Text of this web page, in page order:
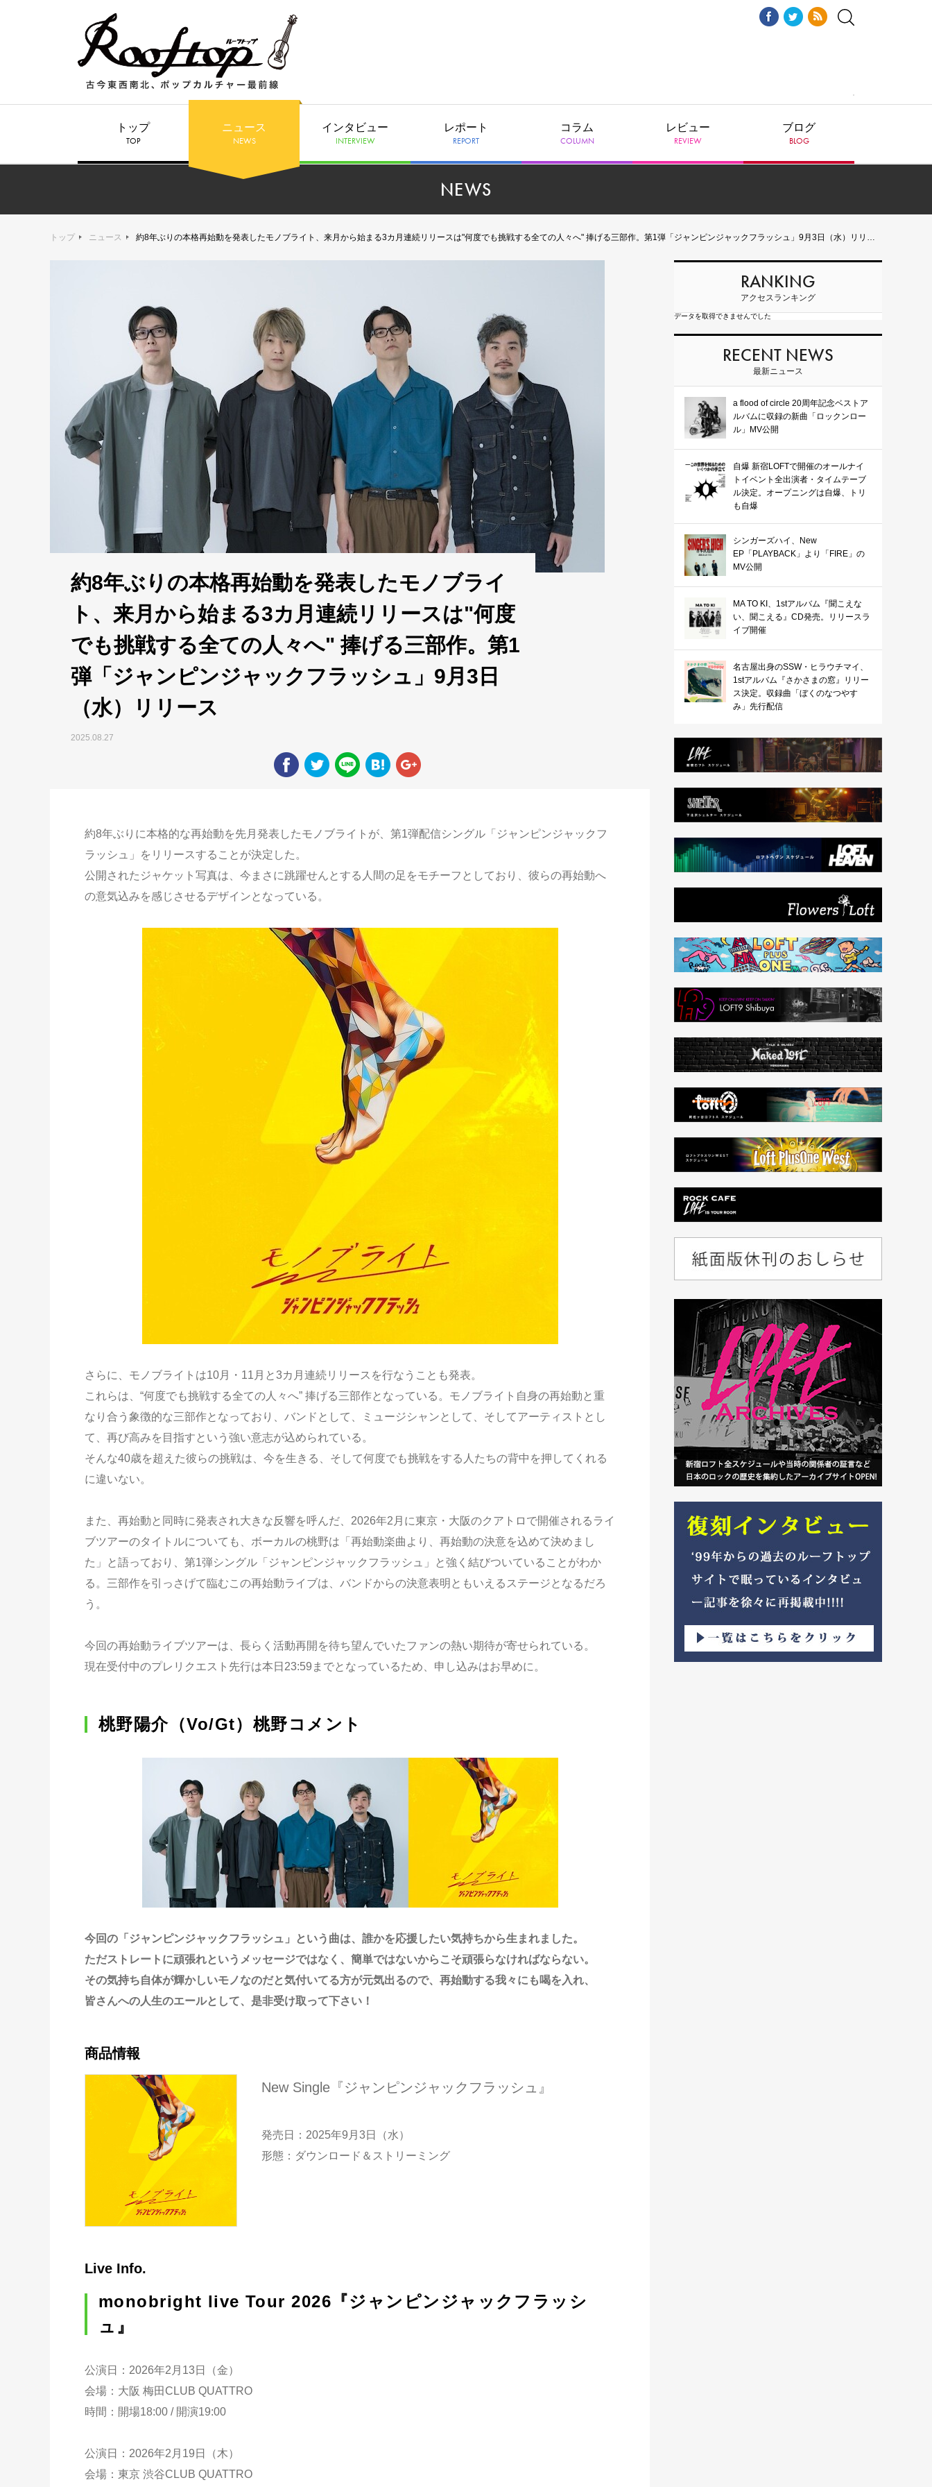
トップ
TOP
ニュース
NEWS
インタビュー
INTERVIEW
レポート
REPORT
コラム
COLUMN
レビュー
REVIEW
ブログ
BLOG
NEWS
トップ ニュース 約8年ぶりの本格再始動を発表したモノブライト、来月から始まる3カ月連続リリースは"何度でも挑戦する全ての人々へ" 捧げる三部作。第1弾「ジャンピンジャックフラッシュ」9月3日（水）リリース
約8年ぶりの本格再始動を発表したモノブライ
ト、来月から始まる3カ月連続リリースは"何度
でも挑戦する全ての人々へ" 捧げる三部作。第1
弾「ジャンピンジャックフラッシュ」9月3日
（水）リリース
2025.08.27
約8年ぶりに本格的な再始動を先月発表したモノブライトが、第1弾配信シングル「ジャンピンジャックフ
ラッシュ」をリリースすることが決定した。
公開されたジャケット写真は、今まさに跳躍せんとする人間の足をモチーフとしており、彼らの再始動へ
の意気込みを感じさせるデザインとなっている。
さらに、モノブライトは10月・11月と3カ月連続リリースを行なうことも発表。
これらは、“何度でも挑戦する全ての人々へ” 捧げる三部作となっている。モノブライト自身の再始動と重
なり合う象徴的な三部作となっており、バンドとして、ミュージシャンとして、そしてアーティストとし
て、再び高みを目指すという強い意志が込められている。
そんな40歳を超えた彼らの挑戦は、今を生きる、そして何度でも挑戦をする人たちの背中を押してくれる
に違いない。
また、再始動と同時に発表され大きな反響を呼んだ、2026年2月に東京・大阪のクアトロで開催されるライ
ブツアーのタイトルについても、ボーカルの桃野は「再始動楽曲より、再始動の決意を込めて決めまし
た」と語っており、第1弾シングル「ジャンピンジャックフラッシュ」と強く結びついていることがわか
る。三部作を引っさげて臨むこの再始動ライブは、バンドからの決意表明ともいえるステージとなるだろ
う。
今回の再始動ライブツアーは、長らく活動再開を待ち望んでいたファンの熱い期待が寄せられている。
現在受付中のプレリクエスト先行は本日23:59までとなっているため、申し込みはお早めに。
桃野陽介（Vo/Gt）桃野コメント
今回の「ジャンピンジャックフラッシュ」という曲は、誰かを応援したい気持ちから生まれました。
ただストレートに頑張れというメッセージではなく、簡単ではないからこそ頑張らなければならない。
その気持ち自体が輝かしいモノなのだと気付いてる方が元気出るので、再始動する我々にも喝を入れ、
皆さんへの人生のエールとして、是非受け取って下さい！
商品情報
New Single『ジャンピンジャックフラッシュ』
発売日：2025年9月3日（水）
形態：ダウンロード＆ストリーミング
Live Info.
monobright live Tour 2026『ジャンピンジャックフラッシ
ュ』
公演日：2026年2月13日（金）
会場：大阪 梅田CLUB QUATTRO
時間：開場18:00 / 開演19:00
公演日：2026年2月19日（木）
会場：東京 渋谷CLUB QUATTRO
RANKING
アクセスランキング
データを取得できませんでした
RECENT NEWS
最新ニュース
a flood of circle 20周年記念ベストア
ルバムに収録の新曲「ロックンロー
ル」MV公開
自爆 新宿LOFTで開催のオールナイ
トイベント全出演者・タイムテーブ
ル決定。オープニングは自爆、トリ
も自爆
シンガーズハイ、New
EP「PLAYBACK」より「FIRE」の
MV公開
MA TO KI、1stアルバム『聞こえな
い、聞こえる』CD発売。リリースラ
イブ開催
名古屋出身のSSW・ヒラウチマイ、
1stアルバム『さかさまの窓』リリー
ス決定。収録曲「ぼくのなつやす
み」先行配信